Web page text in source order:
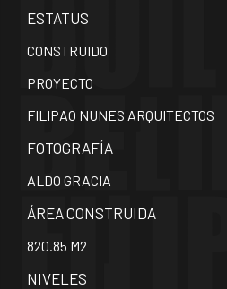
ESTATUS
CONSTRUIDO
PROYECTO
FILIPAO NUNES ARQUITECTOS
FOTOGRAFÍA
ALDO GRACIA
ÁREA CONSTRUIDA
820.85 M2
NIVELES